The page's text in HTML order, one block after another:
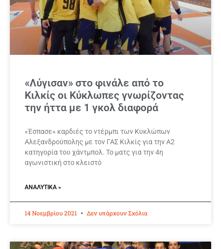
«Λύγισαν» στο φινάλε από το
Κιλκίς οι Κύκλωπες γνωρίζοντας
την ήττα με 1 γκολ διαφορά
«Έσπασε» καρδιές το ντέρμπι των Κυκλώπων
Αλεξανδρούπολης με τον ΓΑΣ Κιλκίς για την Α2
κατηγορία του χάντμπολ. Το ματς για την 4η
αγωνιστική στο κλειστό
ΑΝΑΛΥΤΙΚΆ »
14 Νοεμβρίου 2021 Δεν υπάρχουν Σχόλια